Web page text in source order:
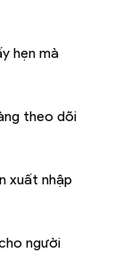
hẹn mà
theo dõi
xuất nhập
người